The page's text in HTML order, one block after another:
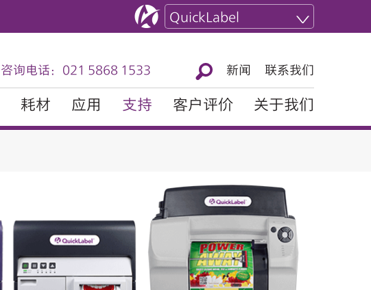
QuickLabel
咨询电话：021 5868 1533 新闻 联系我们
耗材 应用 支持 客户评价 关于我们